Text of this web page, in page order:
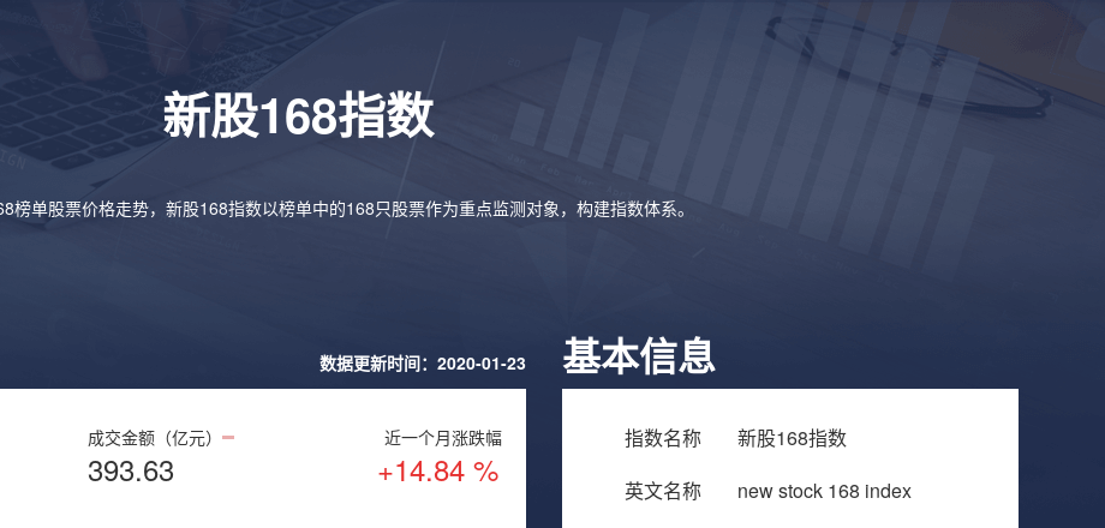
新股168指数
榜单股票价格走势，新股168指数以榜单中的168只股票作为重点监测对象，构建指数体系。
数据更新时间：2020-01-23
成交金额（亿元）
393.63
近一个月涨跌幅
+14.84 %
基本信息
指数名称
新股168指数
英文名称
new stock 168 index